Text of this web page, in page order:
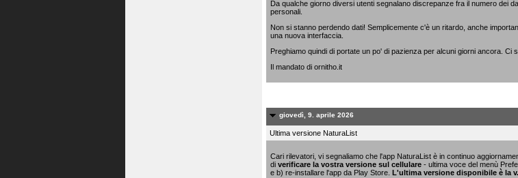
Da qualche giorno diversi utenti segnalano discrepanze fra il numero dei
personali.
Non si stanno perdendo dati! Semplicemente c'è un ritardo, anche
una nuova interfaccia.
Preghiamo quindi di portate un po' di pazienza per alcuni giorni ancora. Ci
Il mandato di ornitho.it
giovedì, 9. aprile 2026
Ultima versione NaturaList
Cari rilevatori, vi segnaliamo che l'app NaturaList è in continuo
di verificare la vostra versione sul cellulare- ultima voce del menù
e b) re-installare l'app da Play Store. L'ultima versione disponibile è la